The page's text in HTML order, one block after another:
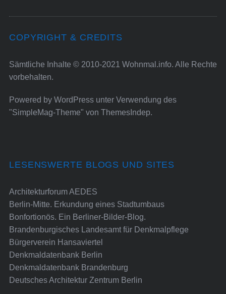
COPYRIGHT & CREDITS
Sämtliche Inhalte © 2010-2021 Wohnmal.info. Alle Rechte
vorbehalten.
Powered by WordPressunter Verwendung des
"SimpleMag-Theme" von ThemesIndep.
LESENSWERTE BLOGS UND SITES
Architekturforum AEDES
Berlin-Mitte. Erkundung eines Stadtumbaus
Bonfortionös. Ein Berliner-Bilder-Blog.
Brandenburgisches Landesamt für Denkmalpflege
Bürgerverein Hansaviertel
Denkmaldatenbank Berlin
Denkmaldatenbank Brandenburg
Deutsches Architektur Zentrum Berlin